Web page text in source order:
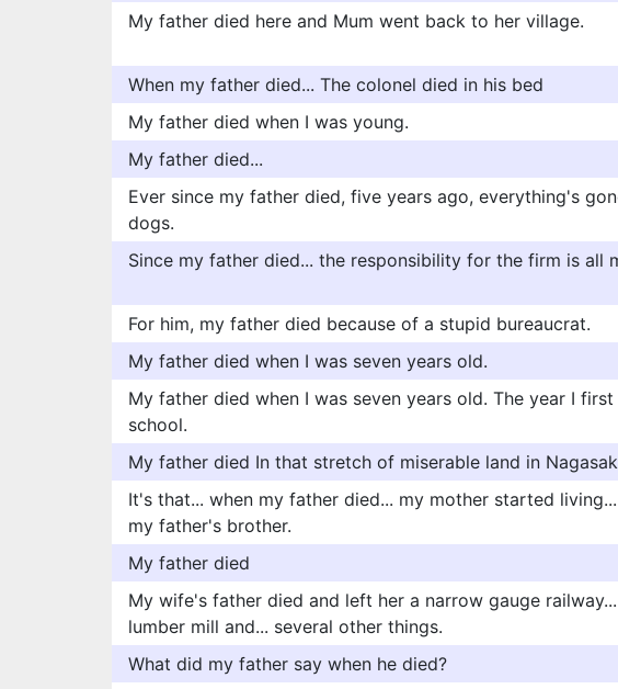
My father died here and Mum went back to her village.
When my father died... The colonel died in his bed
My father died when I was young.
My father died...
Ever since my father died, five years ago, everything's
dogs.
Since my father died... the responsibility for the firm is all
For him, my father died because of a stupid bureaucrat.
My father died when I was seven years old.
My father died when I was seven years old. The year I
school.
My father died In that stretch of miserable land in
It's that... when my father died... my mother started
my father's brother.
My father died
My wife's father died and left her a narrow gauge
lumber mill and... several other things.
What did my father say when he died?